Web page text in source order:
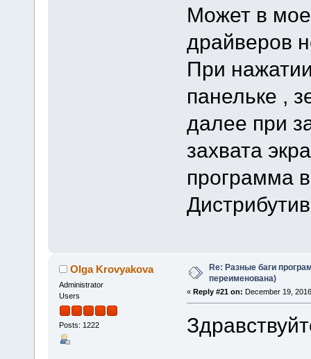
Может в
драйверов
При
панельке ,
далее при
захвата
программа
Olga Krovyakova
Administrator
Users
Posts: 1222
Re: Разные баги
переименована)
« Reply #21 on: December 19,